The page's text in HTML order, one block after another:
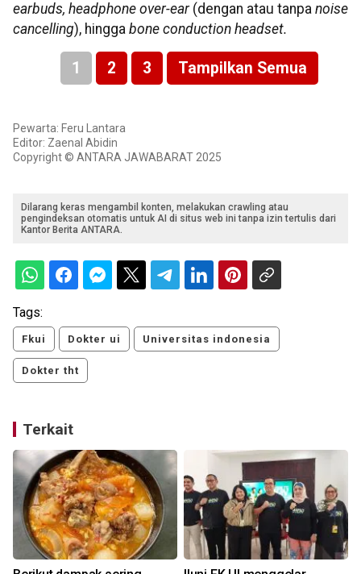
earbuds, headphone over-ear (dengan atau tanpa noise
cancelling), hingga bone conduction headset.
1 2 3 Tampilkan Semua
Pewarta: Feru Lantara
Editor: Zaenal Abidin
Copyright © ANTARA JAWABARAT 2025
Dilarang keras mengambil konten, melakukan crawling atau
pengindeksan otomatis untuk AI di situs web ini tanpa izin tertulis dari
Kantor Berita ANTARA.
Tags:
Fkui Dokter ui Universitas indonesia
Dokter tht
Terkait